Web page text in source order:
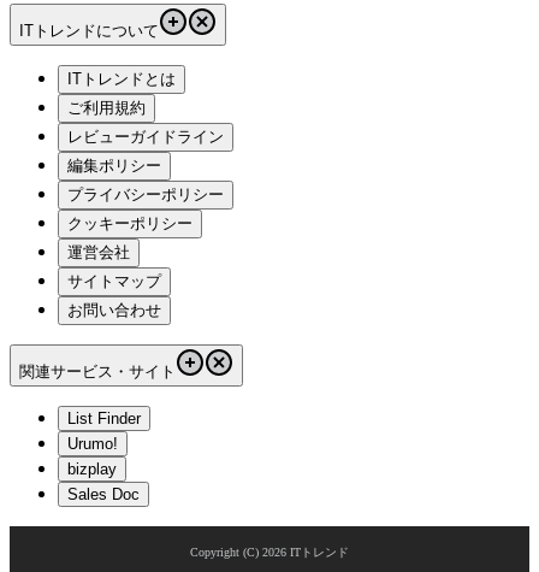
ITトレンドについて
ITトレンドとは
ご利用規約
レビューガイドライン
編集ポリシー
プライバシーポリシー
クッキーポリシー
運営会社
サイトマップ
お問い合わせ
関連サービス・サイト
List Finder
Urumo!
bizplay
Sales Doc
Copyright (C) 2026 ITトレンド